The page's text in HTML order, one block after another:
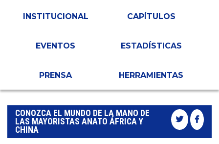
INSTITUCIONAL CAPÍTULOS
EVENTOS ESTADÍSTICAS
PRENSA HERRAMIENTAS
CONOZCA EL MUNDO DE LA MANO DE
LAS MAYORISTAS ANATO ÁFRICA Y
CHINA